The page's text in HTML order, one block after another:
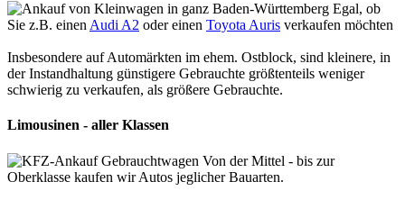
Egal, ob
Sie z.B. einen Audi A2 oder einen Toyota Auris verkaufen möchten
Insbesondere auf Automärkten im ehem. Ostblock, sind kleinere, in
der Instandhaltung günstigere Gebrauchte größtenteils weniger
schwierig zu verkaufen, als größere Gebrauchte.
Limousinen - aller Klassen
Von der Mittel - bis zur
Oberklasse kaufen wir Autos jeglicher Bauarten.